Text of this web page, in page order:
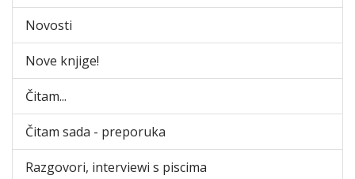
Novosti
Nove knjige!
Čitam...
Čitam sada - preporuka
Razgovori, interviewi s piscima